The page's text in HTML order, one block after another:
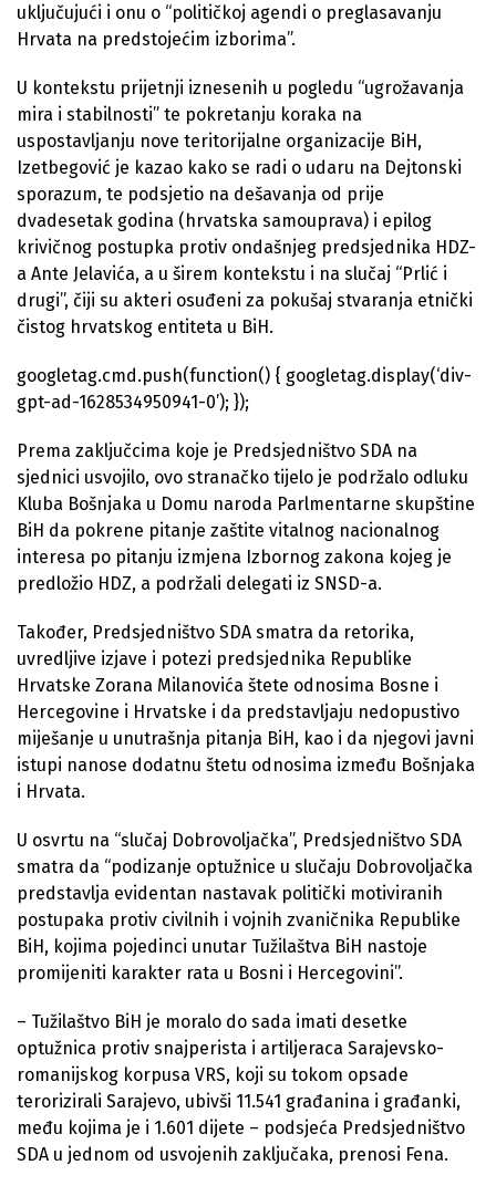
uključujući i onu o “političkoj agendi o preglasavanju
Hrvata na predstojećim izborima”.
U kontekstu prijetnji iznesenih u pogledu “ugrožavanja
mira i stabilnosti” te pokretanju koraka na
uspostavljanju nove teritorijalne organizacije BiH,
Izetbegović je kazao kako se radi o udaru na Dejtonski
sporazum, te podsjetio na dešavanja od prije
dvadesetak godina (hrvatska samouprava) i epilog
krivičnog postupka protiv ondašnjeg predsjednika HDZ-
a Ante Jelavića, a u širem kontekstu i na slučaj “Prlić i
drugi”, čiji su akteri osuđeni za pokušaj stvaranja etnički
čistog hrvatskog entiteta u BiH.
googletag.cmd.push(function() { googletag.display(‘div-
gpt-ad-1628534950941-0’); });
Prema zaključcima koje je Predsjedništvo SDA na
sjednici usvojilo, ovo stranačko tijelo je podržalo odluku
Kluba Bošnjaka u Domu naroda Parlmentarne skupštine
BiH da pokrene pitanje zaštite vitalnog nacionalnog
interesa po pitanju izmjena Izbornog zakona kojeg je
predložio HDZ, a podržali delegati iz SNSD-a.
Također, Predsjedništvo SDA smatra da retorika,
uvredljive izjave i potezi predsjednika Republike
Hrvatske Zorana Milanovića štete odnosima Bosne i
Hercegovine i Hrvatske i da predstavljaju nedopustivo
miješanje u unutrašnja pitanja BiH, kao i da njegovi javni
istupi nanose dodatnu štetu odnosima između Bošnjaka
i Hrvata.
U osvrtu na “slučaj Dobrovoljačka”, Predsjedništvo SDA
smatra da “podizanje optužnice u slučaju Dobrovoljačka
predstavlja evidentan nastavak politički motiviranih
postupaka protiv civilnih i vojnih zvaničnika Republike
BiH, kojima pojedinci unutar Tužilaštva BiH nastoje
promijeniti karakter rata u Bosni i Hercegovini”.
– Tužilaštvo BiH je moralo do sada imati desetke
optužnica protiv snajperista i artiljeraca Sarajevsko-
romanijskog korpusa VRS, koji su tokom opsade
terorizirali Sarajevo, ubivši 11.541 građanina i građanki,
među kojima je i 1.601 dijete – podsjeća Predsjedništvo
SDA u jednom od usvojenih zaključaka, prenosi Fena.